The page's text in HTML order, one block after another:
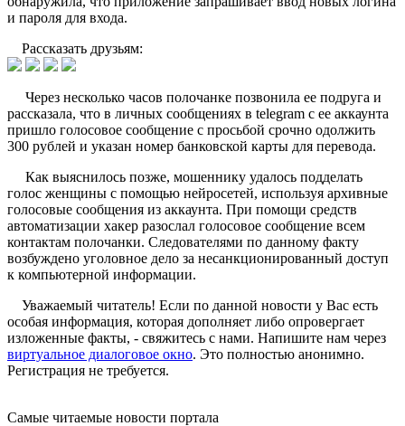
и пароля для входа.
Рассказать друзьям:
Через несколько часов полочанке позвонила ее подруга и
рассказала, что в личных сообщениях в telegram с ее аккаунта
пришло голосовое сообщение с просьбой срочно одолжить
300 рублей и указан номер банковской карты для перевода.
Как выяснилось позже, мошеннику удалось подделать
голос женщины с помощью нейросетей, используя архивные
голосовые сообщения из аккаунта. При помощи средств
автоматизации хакер разослал голосовое сообщение всем
контактам полочанки. Следователями по данному факту
возбуждено уголовное дело за несанкционированный доступ
к компьютерной информации.
Уважаемый читатель! Если по данной новости у Вас есть
особая информация, которая дополняет либо опровергает
изложенные факты, - свяжитесь с нами. Напишите нам через
виртуальное диалоговое окно. Это полностью анонимно.
Регистрация не требуется.
Самые читаемые новости портала